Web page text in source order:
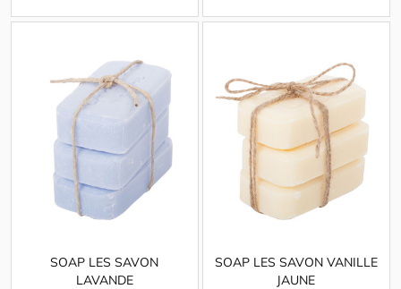
SOAP LES SAVON
LAVANDE
SOAP LES SAVON VANILLE
JAUNE